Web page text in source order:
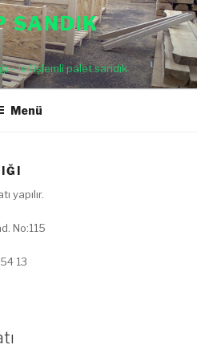
SANDIK
– Isıl işlemli palet sandık
Menü
yapılır.
No:115
13